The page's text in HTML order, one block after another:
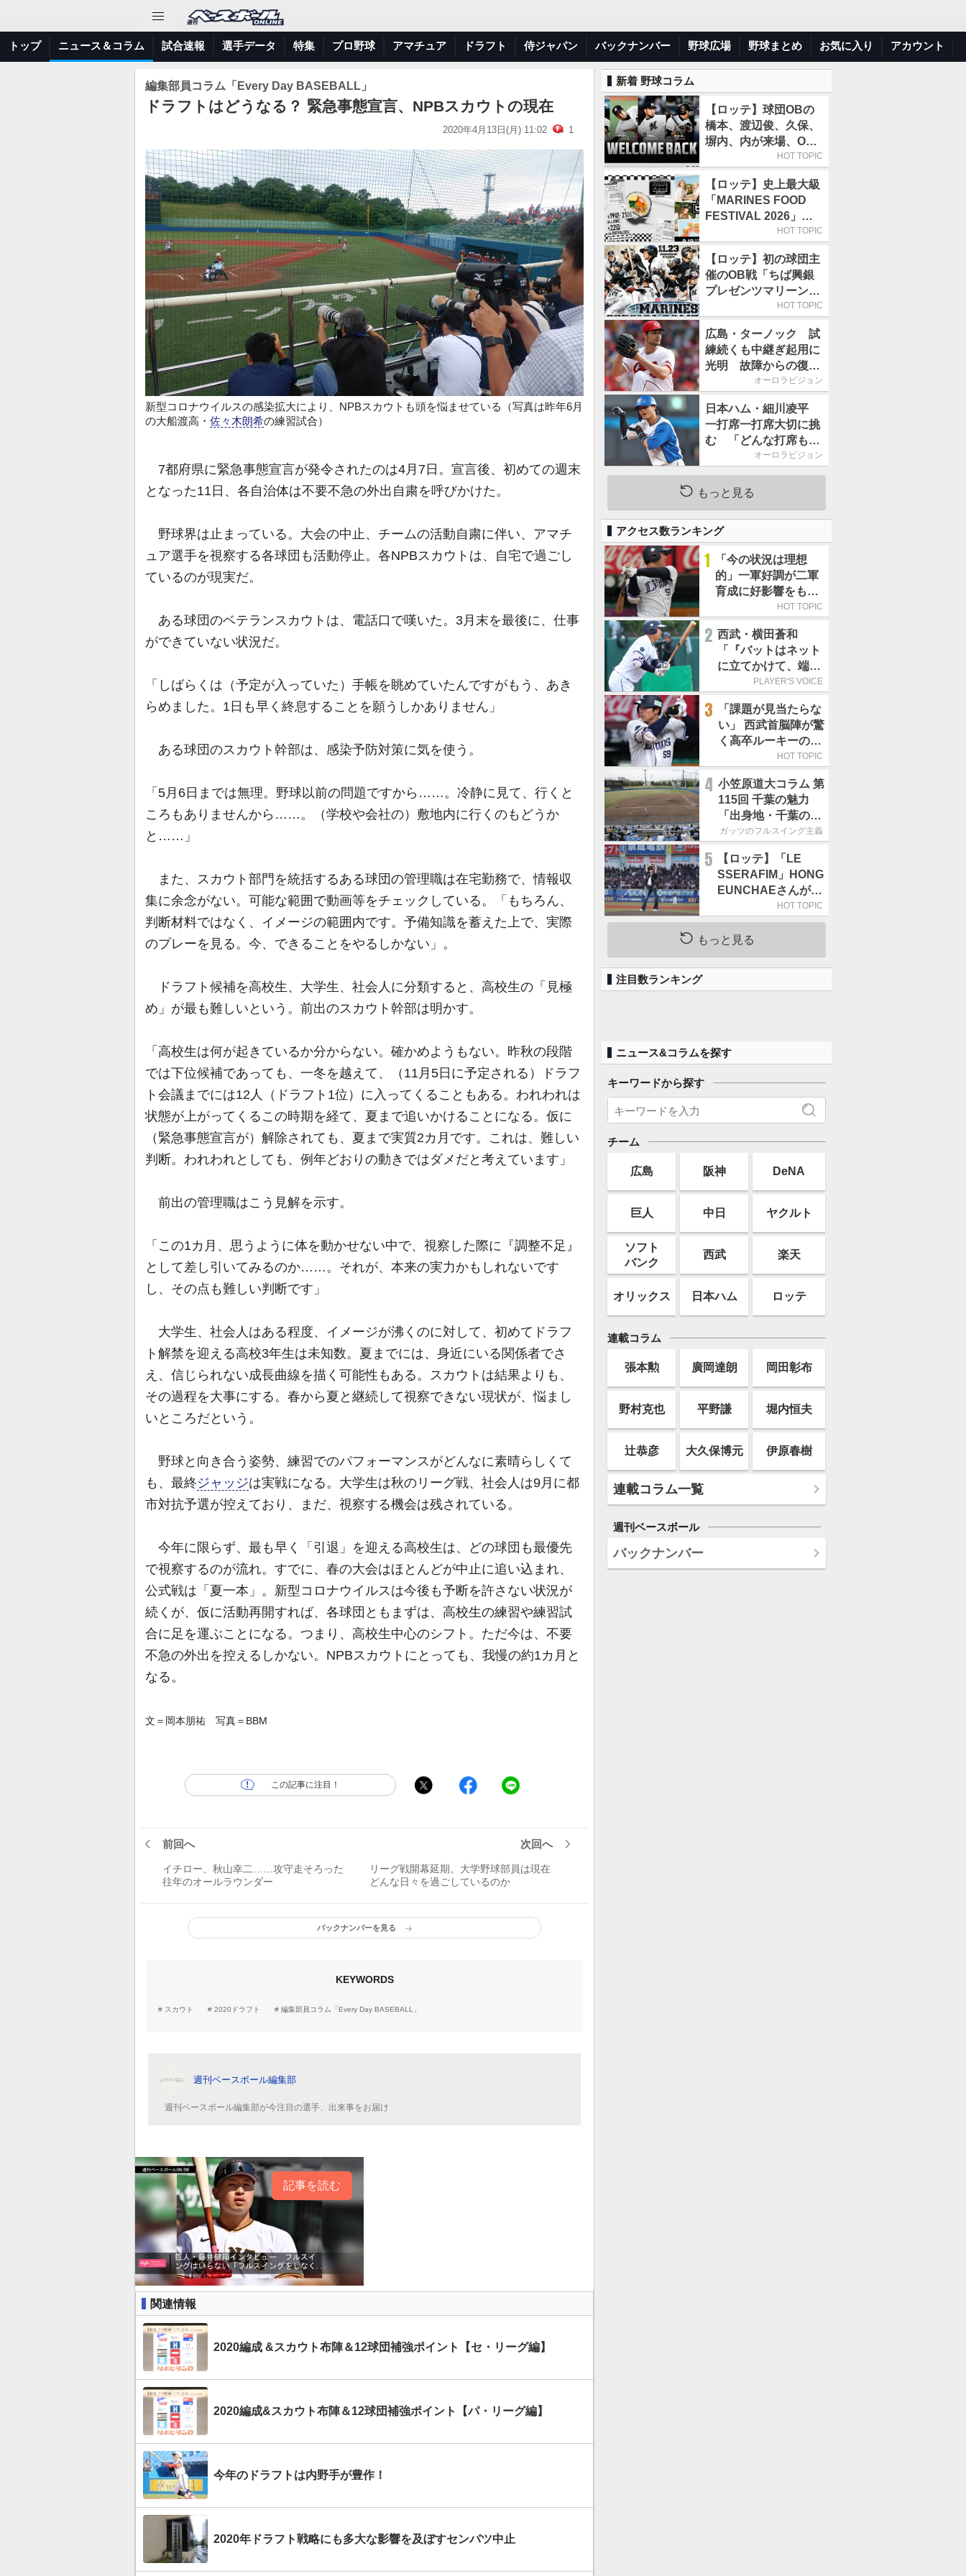
トップ ニュース＆コラム 試合速報 選手データ 特集 プロ野球 アマチュア ドラフト 侍ジャパン バックナンバー 野球広場 野球まとめ お気に入り アカウント
編集部員コラム「Every Day BASEBALL」
ドラフトはどうなる？ 緊急事態宣言、NPBスカウトの現在
2020年4月13日(月) 11:02 1
新型コロナウイルスの感染拡大により、NPBスカウトも頭を悩ませている（写真は昨年6月
の大船渡高・ 佐々木朗希の練習試合）
7都府県に緊急事態宣言が発令されたのは4月7日。宣言後、初めての週末
となった11日、各自治体は不要不急の外出自粛を呼びかけた。
野球界は止まっている。大会の中止、チームの活動自粛に伴い、アマチ
ュア選手を視察する各球団も活動停止。各NPBスカウトは、自宅で過ごし
ているのが現実だ。
ある球団のベテランスカウトは、電話口で嘆いた。3月末を最後に、仕事
ができていない状況だ。
「しばらくは（予定が入っていた）手帳を眺めていたんですがもう、あき
らめました。1日も早く終息することを願うしかありません」
ある球団のスカウト幹部は、感染予防対策に気を使う。
「5月6日までは無理。野球以前の問題ですから……。冷静に見て、行くと
ころもありませんから……。（学校や会社の）敷地内に行くのもどうか
と……」
また、スカウト部門を統括するある球団の管理職は在宅勤務で、情報収
集に余念がない。可能な範囲で動画等をチェックしている。「もちろん、
判断材料ではなく、イメージの範囲内です。予備知識を蓄えた上で、実際
のプレーを見る。今、できることをやるしかない」。
ドラフト候補を高校生、大学生、社会人に分類すると、高校生の「見極
め」が最も難しいという。前出のスカウト幹部は明かす。
「高校生は何が起きているか分からない。確かめようもない。昨秋の段階
では下位候補であっても、一冬を越えて、（11月5日に予定される）ドラフ
ト会議までには12人（ドラフト1位）に入ってくることもある。われわれは
状態が上がってくるこの時期を経て、夏まで追いかけることになる。仮に
（緊急事態宣言が）解除されても、夏まで実質2カ月です。これは、難しい
判断。われわれとしても、例年どおりの動きではダメだと考えています」
前出の管理職はこう見解を示す。
「この1カ月、思うように体を動かせない中で、視察した際に『調整不足』
として差し引いてみるのか……。それが、本来の実力かもしれないです
し、その点も難しい判断です」
大学生、社会人はある程度、イメージが沸くのに対して、初めてドラフ
ト解禁を迎える高校3年生は未知数。夏までには、身近にいる関係者でさ
え、信じられない成長曲線を描く可能性もある。スカウトは結果よりも、
その過程を大事にする。春から夏と継続して視察できない現状が、悩まし
いところだという。
野球と向き合う姿勢、練習でのパフォーマンスがどんなに素晴らしくて
も、最終ジャッジは実戦になる。大学生は秋のリーグ戦、社会人は9月に都
市対抗予選が控えており、まだ、視察する機会は残されている。
今年に限らず、最も早く「引退」を迎える高校生は、どの球団も最優先
で視察するのが流れ。すでに、春の大会はほとんどが中止に追い込まれ、
公式戦は「夏一本」。新型コロナウイルスは今後も予断を許さない状況が
続くが、仮に活動再開すれば、各球団ともまずは、高校生の練習や練習試
合に足を運ぶことになる。つまり、高校生中心のシフト。ただ今は、不要
不急の外出を控えるしかない。NPBスカウトにとっても、我慢の約1カ月と
なる。
文＝岡本朋祐 写真＝BBM
この記事に注目！
前回へ
イチロー、秋山幸二……攻守走そろった
往年のオールラウンダー
次回へ
リーグ戦開幕延期。大学野球部員は現在
どんな日々を過ごしているのか
バックナンバーを見る
KEYWORDS
スカウト 2020ドラフト 編集部員コラム「Every Day BASEBALL」
週刊ベースボール編集部
週刊ベースボール編集部が今注目の選手、出来事をお届け
記事を読む
関連情報
2020編成 &スカウト布陣＆12球団補強ポイント【セ・リーグ編】
2020編成&スカウト布陣＆12球団補強ポイント【パ・リーグ編】
今年のドラフトは内野手が豊作！
2020年ドラフト戦略にも多大な影響を及ぼすセンバツ中止
新着 野球コラム
【ロッテ】球団OBの
橋本、渡辺俊、久保、
塀内、内が来場、OB
解説も／9月22日開催
HOT TOPIC
【ロッテ】史上最大級
「MARINES FOOD
FESTIVAL 2026」第4
弾「KOREAN
日／初日はビール半額
デー
HOT TOPIC
【ロッテ】初の球団主
催のOB戦「ちば興銀
プレゼンツマリーンズ
スペシャルゲーム
催
HOT TOPIC
広島・ターノック 試
練続くも中継ぎ起用に
光明 故障からの復帰
期す／助っ人前半戦通
オーロラビジョン
日本ハム・細川凌平
一打席一打席大切に挑
む 「どんな打席も何
か意味のある打席にし
く！
オーロラビジョン
もっと見る
アクセス数ランキング
1
「今の状況は理想
的」一軍好調が二軍
育成に好影響をもた
らす西武 象徴は高
HOT TOPIC
2 西武・横田蒼和
「『バットはネット
に立てかけて、端に
置くんだぞ』と栗山
だきました」／憧れ
の人からの金言
PLAYER'S VOICE
3
「課題が見当たらな
い」 西武首脳陣が驚
く高卒ルーキーの高
HOT TOPIC
4 小笠原道大コラム 第
115回 千葉の魅力
「出身地・千葉の話
の続き。昔から野球
す」
ガッツのフルスイング主義
5
【ロッテ】「LE
SSERAFIM」HONG
EUNCHAEさんが始
球式「この場に立て
て本当にうれしい」
／8月5日の西武戦
HOT TOPIC
もっと見る
注目数ランキング
ニュース&コラムを探す
キーワードから探す
チーム
広島 阪神 DeNA
巨人 中日 ヤクルト
ソフト
バンク
西武 楽天
オリックス 日本ハム ロッテ
連載コラム
張本勲 廣岡達朗 岡田彰布
野村克也 平野謙 堀内恒夫
辻恭彦 大久保博元 伊原春樹
連載コラム一覧
週刊ベースボール
バックナンバー